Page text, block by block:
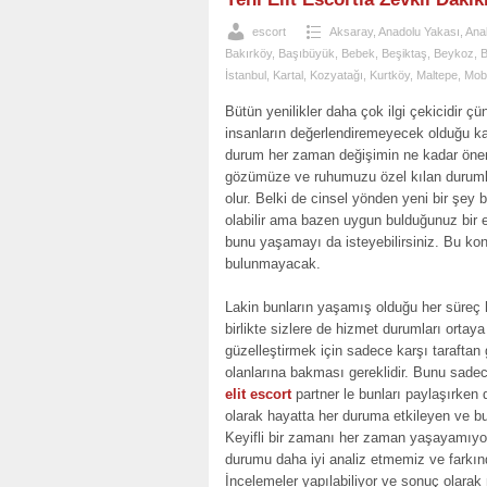
escort Aksaray, Anadolu Yakası Anal
Bakırköy, Başıbüyük Bebek Beşiktaş Beykoz
İstanbul Kartal Kozyatağı Kurtköy, Maltepe
Bütün yenilikler daha çok ilgi çekicidir
insanların değerlendiremeyecek olduğu
durum her zaman değişimin ne kadar
gözümüze ve ruhumuzu özel kılan
olur. Belki de cinsel yönden yeni bir şey
olabilir ama bazen uygun bulduğunuz
bunu yaşamayı da isteyebilirsiniz. Bu
bulunmayacak.
Lakin bunların yaşamış olduğu her
birlikte sizlere de hizmet durumları
güzelleştirmek için sadece karşı
olanlarına bakması gereklidir. Bunu
elit escortpartner le bunları paylaşırken
olarak hayatta her duruma etkileyen ve
Keyifli bir zamanı her zaman
durumu daha iyi analiz etmemiz ve
İncelemeler yapılabiliyor ve sonuç